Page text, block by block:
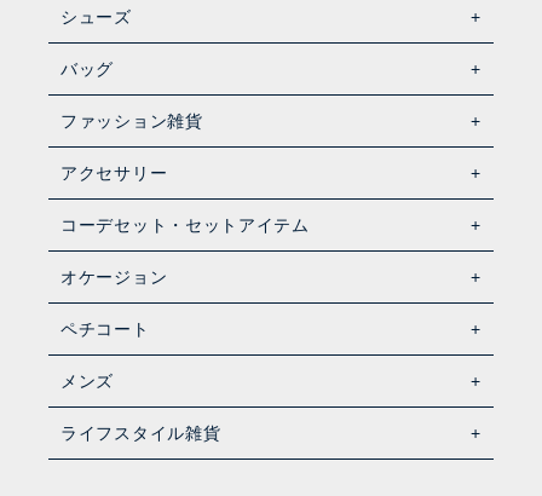
シューズ
バッグ
ファッション雑貨
アクセサリー
コーデセット・セットアイテム
オケージョン
ペチコート
メンズ
ライフスタイル雑貨